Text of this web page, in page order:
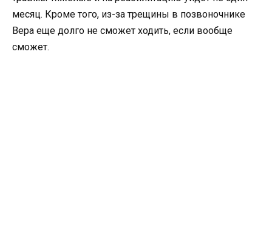
месяц. Кроме того, из-за трещины в позвоночнике
Вера еще долго не сможет ходить, если вообще
сможет.